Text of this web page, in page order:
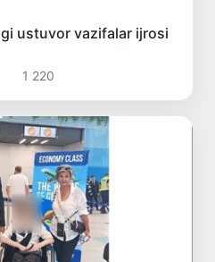
ustuvor vazifalar ijrosi
1 220